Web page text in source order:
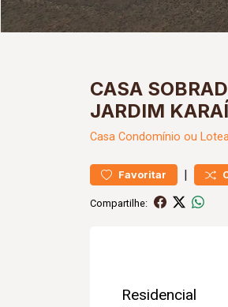
CASA
JARDIM
Casa Condomínio ou
Favoritar |
Compartilhe:
Residencial